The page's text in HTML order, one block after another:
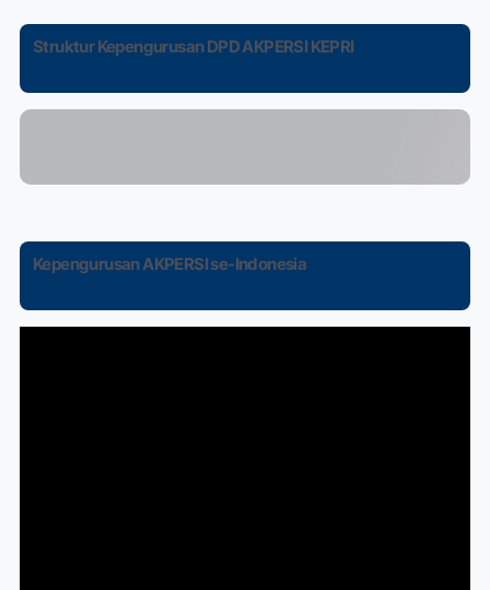
Struktur Kepengurusan DPD AKPERSI KEPRI
Kepengurusan AKPERSI se-Indonesia